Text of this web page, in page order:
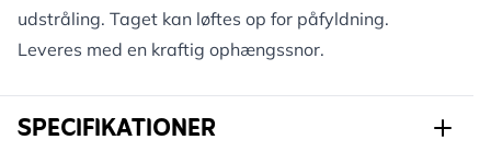
udstråling. Taget kan løftes op for påfyldning.
Leveres med en kraftig ophængssnor.
SPECIFIKATIONER